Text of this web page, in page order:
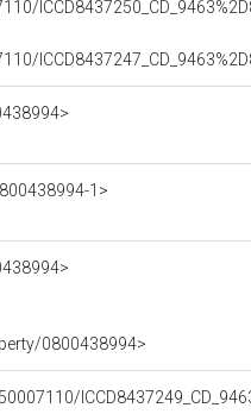
1>
0800438994>